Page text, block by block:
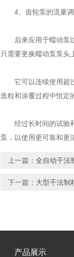
4、齿轮泵的流量调
后来应用于蠕动泵以
只需要更换蠕动泵泵头
它可以连续使用超过
造粒和涂覆过程中恒定
经过长时间的试验和
泵，以使用更可靠和更
上一篇： 全自动干法
下一篇： 大型干法制
产品展示